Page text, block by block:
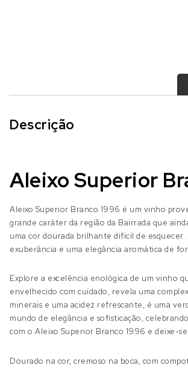
Descrição
Aleixo Superior
Aleixo Superior Branco 1996 é um vinho
grande caráter da região da Bairrada que
uma cor dourada brilhante difícil de
exuberância e uma elegância aromática de
Explore a excelência enológica de um vinho
envelhecido com cuidado, revela uma
minerais e uma acidez refrescante, é uma
mundo de elegância e sofisticação,
com o Aleixo Superior Branco 1996 e deixe-
Dourado na cor, cremoso na boca, com